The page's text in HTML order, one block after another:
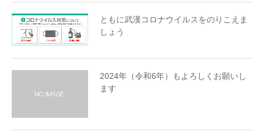
ともに武漢コロナウイルスをのりこえま
しょう
2024年（令和6年）もよろしくお願いし
ます